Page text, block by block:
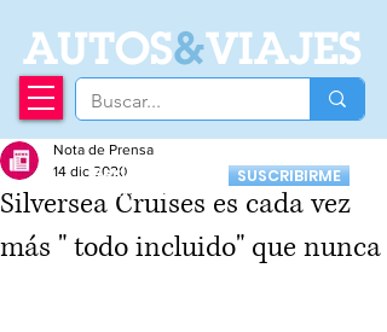
AUTOS&VIAJES
Recibí nuestro
Newsletter
SUSCRIBIRME
Silversea Cruises es cada vez
más " todo incluido" que nunca
Nota de Prensa
14 dic 2020